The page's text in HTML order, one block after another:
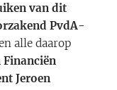
van dit
PvdA-
alle daarop
Jeroen